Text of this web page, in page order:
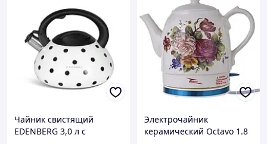
Чайник свистящий
EDENBERG 3,0 л с
Электрочайник
керамический Octavo 1.8